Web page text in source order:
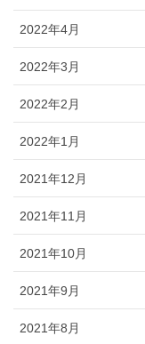
2022年4月
2022年3月
2022年2月
2022年1月
2021年12月
2021年11月
2021年10月
2021年9月
2021年8月